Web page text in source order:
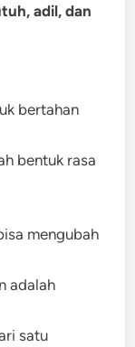
adil, dan
bertahan
bentuk rasa
mengubah
adalah
satu